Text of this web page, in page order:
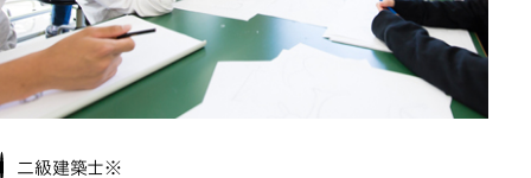
二級建築士※